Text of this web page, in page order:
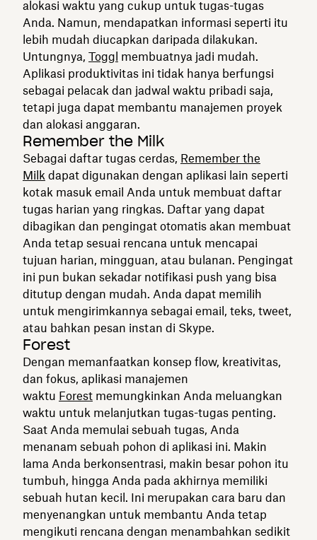
alokasi waktu yang cukup untuk tugas-tugas
Anda. Namun, mendapatkan informasi seperti itu
lebih mudah diucapkan daripada dilakukan.
Untungnya, Toggl membuatnya jadi mudah.
Aplikasi produktivitas ini tidak hanya berfungsi
sebagai pelacak dan jadwal waktu pribadi saja,
tetapi juga dapat membantu manajemen proyek
dan alokasi anggaran.
Remember the Milk
Sebagai daftar tugas cerdas, Remember the
Milk dapat digunakan dengan aplikasi lain seperti
kotak masuk email Anda untuk membuat daftar
tugas harian yang ringkas. Daftar yang dapat
dibagikan dan pengingat otomatis akan membuat
Anda tetap sesuai rencana untuk mencapai
tujuan harian, mingguan, atau bulanan. Pengingat
ini pun bukan sekadar notifikasi push yang bisa
ditutup dengan mudah. Anda dapat memilih
untuk mengirimkannya sebagai email, teks, tweet,
atau bahkan pesan instan di Skype.
Forest
Dengan memanfaatkan konsep flow, kreativitas,
dan fokus, aplikasi manajemen
waktu Forest memungkinkan Anda meluangkan
waktu untuk melanjutkan tugas-tugas penting.
Saat Anda memulai sebuah tugas, Anda
menanam sebuah pohon di aplikasi ini. Makin
lama Anda berkonsentrasi, makin besar pohon itu
tumbuh, hingga Anda pada akhirnya memiliki
sebuah hutan kecil. Ini merupakan cara baru dan
menyenangkan untuk membantu Anda tetap
mengikuti rencana dengan menambahkan sedikit